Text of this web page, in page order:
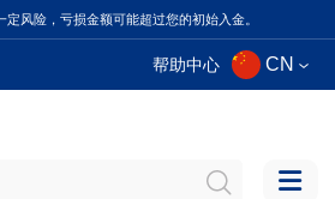
定风险，亏损金额可能超过您的初始入金。
帮助中心 CN